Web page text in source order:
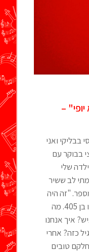
–
בבליקי ואני
בבוקר עם
שלי
לב ששיר
"זה היה
על מסיבת יום הולדת של מישהו בן 405. מה
איך אנחנו
כזה? אחרי
טובים